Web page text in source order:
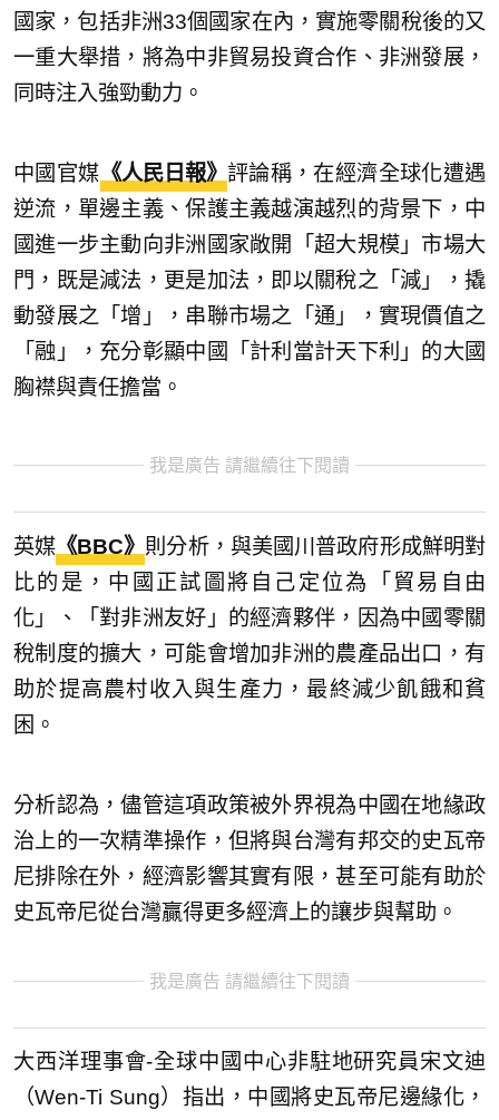
國家，包括非洲33個國家在內，實施零關稅後的又
一重大舉措，將為中非貿易投資合作、非洲發展，
同時注入強勁動力。
中國官媒 《人民日報》 評論稱，在經濟全球化遭遇
逆流，單邊主義、保護主義越演越烈的背景下，中
國進一步主動向非洲國家敞開「超大規模」市場大
門，既是減法，更是加法，即以關稅之「減」，撬
動發展之「增」，串聯市場之「通」，實現價值之
「融」，充分彰顯中國「計利當計天下利」的大國
胸襟與責任擔當。
我是廣告 請繼續往下閱讀
英媒 《BBC》 則分析，與美國川普政府形成鮮明對
比的是，中國正試圖將自己定位為「貿易自由
化」、「對非洲友好」的經濟夥伴，因為中國零關
稅制度的擴大，可能會增加非洲的農產品出口，有
助於提高農村收入與生產力，最終減少飢餓和貧
困。
分析認為，儘管這項政策被外界視為中國在地緣政
治上的一次精準操作，但將與台灣有邦交的史瓦帝
尼排除在外，經濟影響其實有限，甚至可能有助於
史瓦帝尼從台灣贏得更多經濟上的讓步與幫助。
我是廣告 請繼續往下閱讀
大西洋理事會-全球中國中心非駐地研究員宋文迪
（Wen-Ti Sung）指出，中國將史瓦帝尼邊緣化，